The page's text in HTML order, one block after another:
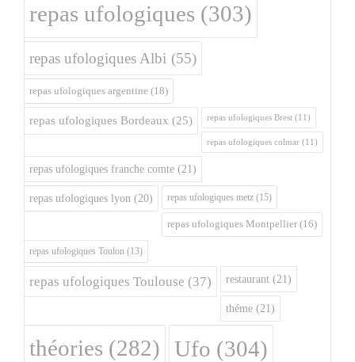
repas ufologiques (303)
repas ufologiques Albi (55)
repas ufologiques argentine (18)
repas ufologiques Bordeaux (25) repas ufologiques Brest (11)
repas ufologiques colmar (11)
repas ufologiques franche comte (21)
repas ufologiques lyon (20) repas ufologiques metz (15)
repas ufologiques Montpellier (16)
repas ufologiques Toulon (13)
repas ufologiques Toulouse (37) restaurant (21)
théme (21)
théories (282) Ufo (304)